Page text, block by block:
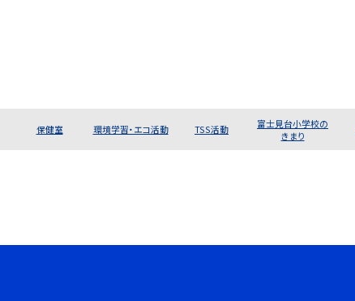
保健室 環境学習・エコ活動 TSS活動
富士見台小学校の
きまり